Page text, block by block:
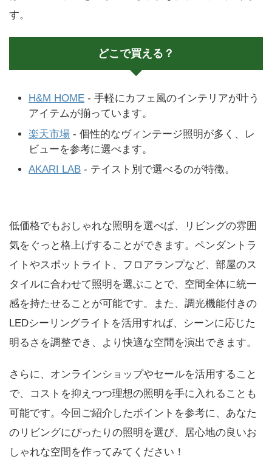
す。
どこで買える？
H&M HOME - 手軽にカフェ風のインテリアが叶う
アイテムが揃っています。
楽天市場 - 個性的なヴィンテージ照明が多く、レ
ビューを参考に選べます。
AKARI LAB - テイスト別で選べるのが特徴。
低価格でもおしゃれな照明を選べば、リビングの雰囲
気をぐっと格上げすることができます。ペンダントラ
イトやスポットライト、フロアランプなど、部屋のス
タイルに合わせて照明を選ぶことで、空間全体に統一
感を持たせることが可能です。また、調光機能付きの
LEDシーリングライトを活用すれば、シーンに応じた
明るさを調整でき、より快適な空間を演出できます。
さらに、オンラインショップやセールを活用すること
で、コストを抑えつつ理想の照明を手に入れることも
可能です。今回ご紹介したポイントを参考に、あなた
のリビングにぴったりの照明を選び、居心地の良いお
しゃれな空間を作ってみてください！